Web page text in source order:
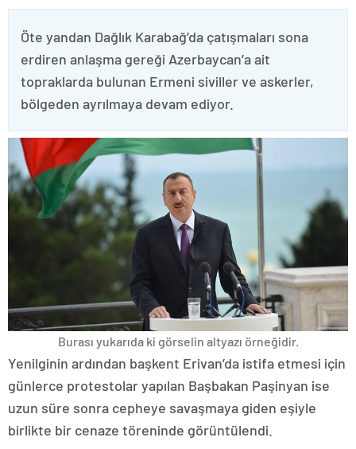
Öte yandan Dağlık Karabağ’da çatışmaları sona
erdiren anlaşma gereği Azerbaycan’a ait
topraklarda bulunan Ermeni siviller ve askerler,
bölgeden ayrılmaya devam ediyor.
Burası yukarıda ki görselin altyazı örneğidir.
Yenilginin ardından başkent Erivan’da istifa etmesi için
günlerce protestolar yapılan Başbakan Paşinyan ise
uzun süre sonra cepheye savaşmaya giden eşiyle
birlikte bir cenaze töreninde görüntülendi.